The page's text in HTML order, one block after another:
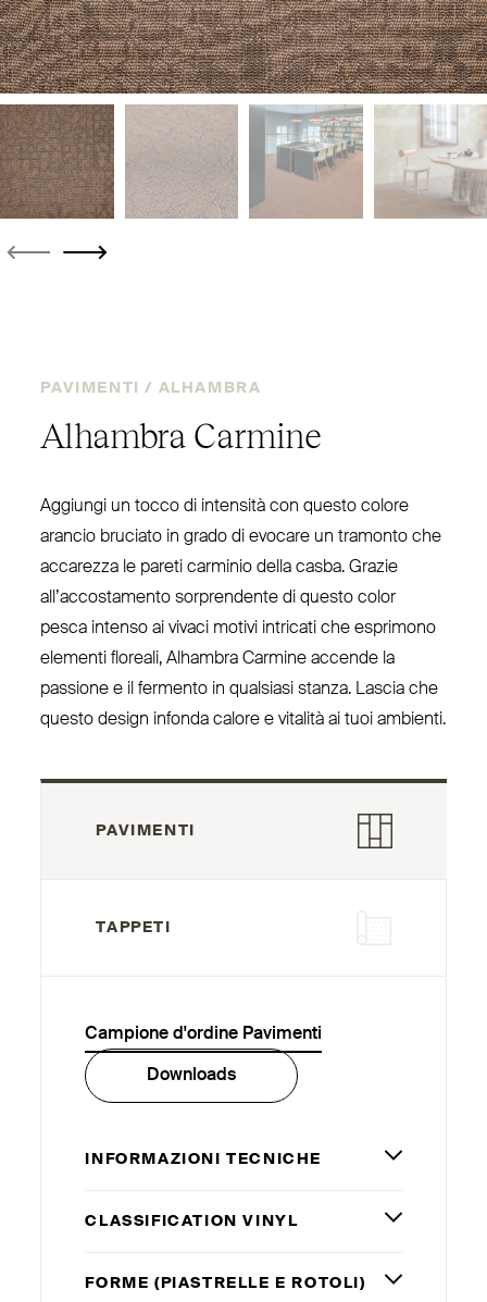
PAVIMENTI / ALHAMBRA
Alhambra Carmine
Aggiungi un tocco di intensità con questo colore
arancio bruciato in grado di evocare un tramonto che
accarezza le pareti carminio della casba. Grazie
all’ac­co­stamento sor­prendente di questo color
pesca intenso ai vivaci motivi intricati che esprimono
elementi floreali, Alhambra Carmine accende la
passione e il fermento in qualsiasi stanza. Lascia che
questo design infonda calore e vitalità ai tuoi ambienti.
PAVIMENTI
TAPPETI
Campione d'ordine Pavimenti
Downloads
INFORMAZIONI TECNICHE
CLASSIFICATION VINYL
FORME (PIASTRELLE E ROTOLI)